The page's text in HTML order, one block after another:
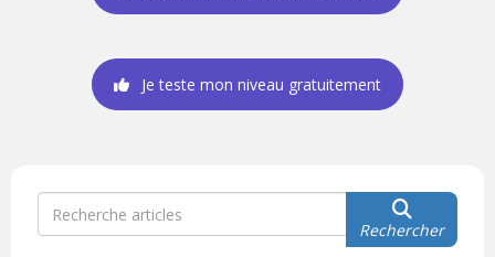
Je teste mon niveau gratuitement
Rechercher